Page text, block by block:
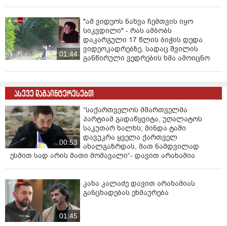
01:44
"ამ ვიდეოს ნახვა ჩემთვის იყო
სიკვდილი" - რას ამბობს
დაკარგული 17 წლის ბიჭის დედა
ვიდეოკადრებზე, სადაც შვილის
განწირული ვედრების ხმა ამოიცნო
ასევე დაგაინტერესებთ
00:53
“საქართველოს მმართველმა
პარტიამ გადაწყვიტა, უღალატოს
საკუთარ ხალხს; მინდა ტაში
დავუკრა ყველა ქართველ
ახალგაზრდას, მათ ნამდვილად
ესმით სად არის მათი მომავალი“- დავით არახამია
01:45
კახა კალაძე დავით არახამიას
განცხადებას ეხმაურება